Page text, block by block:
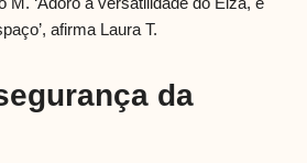
afirma Laura T.
da